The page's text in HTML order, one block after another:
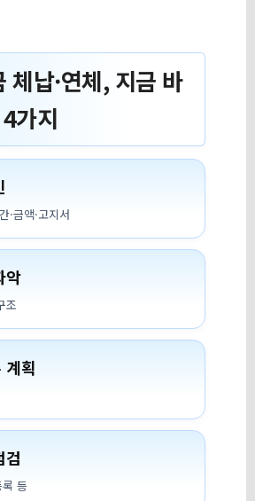
체납·연체, 지금 바
가지
·금액·고지서
악
조
획
등